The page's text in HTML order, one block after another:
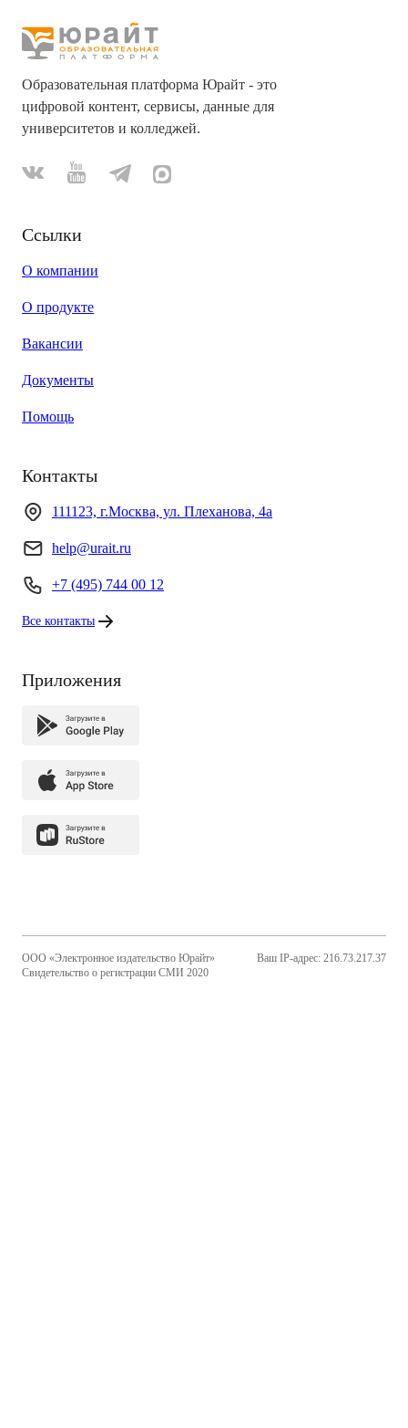
Образовательная платформа Юрайт - это
цифровой контент, сервисы, данные для
университетов и колледжей.
Ссылки
О компании
О продукте
Вакансии
Документы
Помощь
Контакты
111123, г.Москва, ул. Плеханова, 4а
help@urait.ru
+7 (495) 744 00 12
Все контакты
Приложения
ООО «Электронное издательство Юрайт»
Свидетельство о регистрации СМИ 2020
Ваш IP-адрес: 216.73.217.37